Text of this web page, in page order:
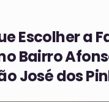
Escolher a
Bairro
José dos